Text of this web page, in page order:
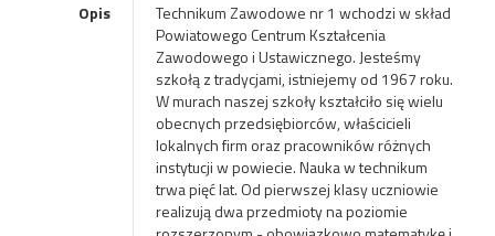
Opis
Technikum Zawodowe nr 1 wchodzi w skład
Powiatowego Centrum Kształcenia
Zawodowego i Ustawicznego. Jesteśmy
szkołą z tradycjami, istniejemy od 1967 roku.
W murach naszej szkoły kształciło się wielu
obecnych przedsiębiorców, właścicieli
lokalnych firm oraz pracowników różnych
instytucji w powiecie. Nauka w technikum
trwa pięć lat. Od pierwszej klasy uczniowie
realizują dwa przedmioty na poziomie